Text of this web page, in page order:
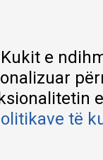
e
të